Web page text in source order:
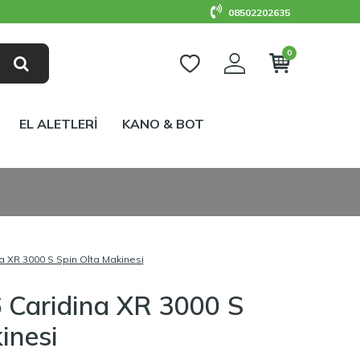
08502202635
0
EL ALETLERİ KANO & BOT
XR 3000 S Spin Olta Makinesi
XR 3000 S